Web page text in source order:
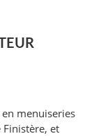
menuiseries
et